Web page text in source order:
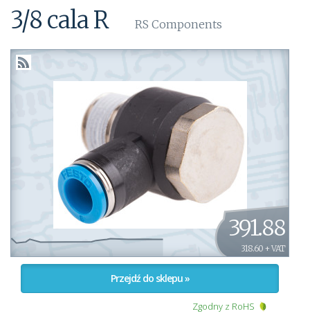
3/8 cala R
RS Components
391.88
318.60 + VAT
Przejdź do sklepu »
Zgodny z RoHS